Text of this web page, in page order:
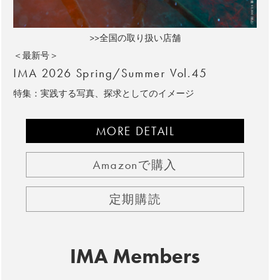
>>全国の取り扱い店舗
＜最新号＞
IMA 2026 Spring/Summer Vol.45
特集：実践する写真、探求としてのイメージ
MORE DETAIL
Amazonで購入
定期購読
IMA Members